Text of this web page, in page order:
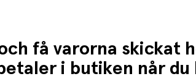
få varorna skickat
i butiken når du